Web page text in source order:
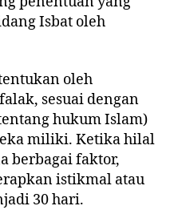
Isbat oleh
oleh
sesuai dengan
hukum Islam)
miliki. Ketika hilal
berbagai faktor,
istikmal atau
30 hari.